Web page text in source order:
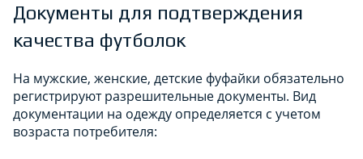
Документы для подтверждения
качества футболок
На мужские, женские, детские фуфайки обязательно
регистрируют разрешительные документы. Вид
документации на одежду определяется с учетом
возраста потребителя: